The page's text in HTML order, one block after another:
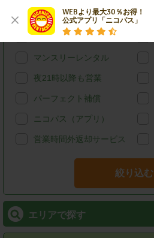
WEBより最大30％お得！
公式アプリ「ニコパス」
給油可能
宅配レンタカー
マンスリーレンタル
夜21時以降も営業
パーフェクト補償
ニコパス（アプリ）
営業時間外返却サービス
絞り込む
エリアで探す